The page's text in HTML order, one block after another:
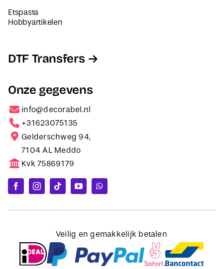
Etspasta
Hobbyartikelen
DTF Transfers
Onze gegevens
info@decorabel.nl
+31623075135
Gelderschweg 94,
7104 AL Meddo
Kvk 75869179
Veilig en gemakkelijk betalen